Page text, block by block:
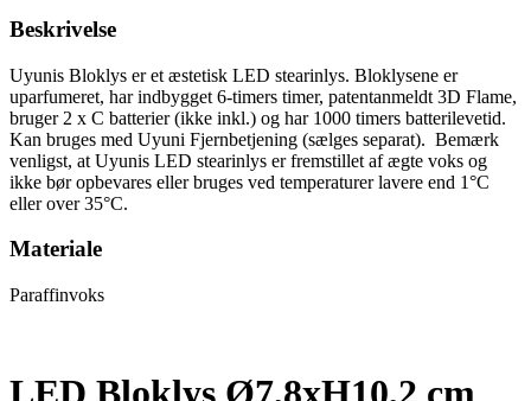
Beskrivelse
Uyunis Bloklys er et æstetisk LED stearinlys. Bloklysene er
uparfumeret, har indbygget 6-timers timer, patentanmeldt 3D Flame,
bruger 2 x C batterier (ikke inkl.) og har 1000 timers batterilevetid.
Kan bruges med Uyuni Fjernbetjening (sælges separat). Bemærk
venligst, at Uyunis LED stearinlys er fremstillet af ægte voks og
ikke bør opbevares eller bruges ved temperaturer lavere end 1°C
eller over 35°C.
Materiale
Paraffinvoks